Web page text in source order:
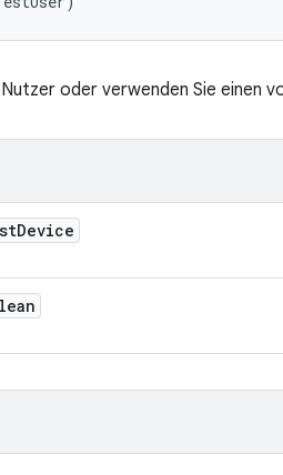
oder verwenden Sie einen
Device